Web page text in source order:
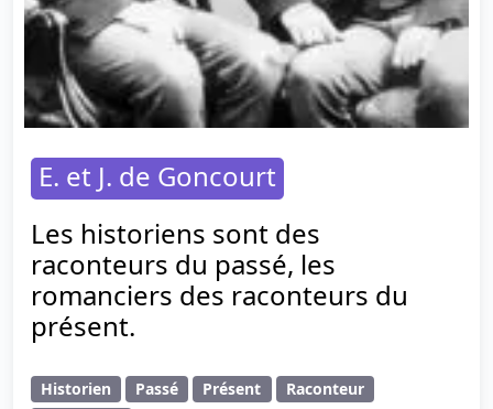
E. et J. de Goncourt
Les historiens sont des
raconteurs du passé, les
romanciers des raconteurs du
présent.
Historien Passé Présent
Raconteur